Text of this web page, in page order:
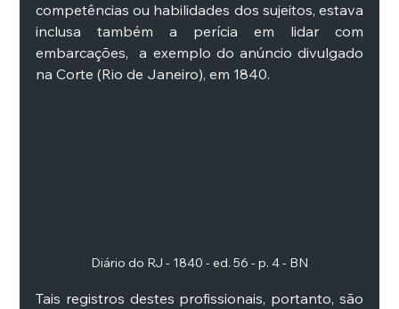
competências ou habilidades dos sujeitos, estava
inclusa também a perícia em lidar com
embarcações,  a exemplo do anúncio divulgado
na Corte (Rio de Janeiro), em 1840.
Diário do RJ - 1840 - ed. 56 - p. 4 - BN
Tais registros destes profissionais, portanto, são